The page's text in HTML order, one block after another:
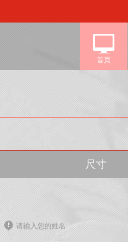
首页
尺寸
请输入您的姓名